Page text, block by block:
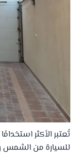
تُعتبر الأكثر
للسيارة من الشمس